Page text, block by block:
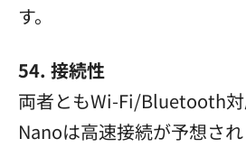
す。
54. 接続性
両者ともWi-Fi/Bluetooth
Nanoは高速接続が予想され